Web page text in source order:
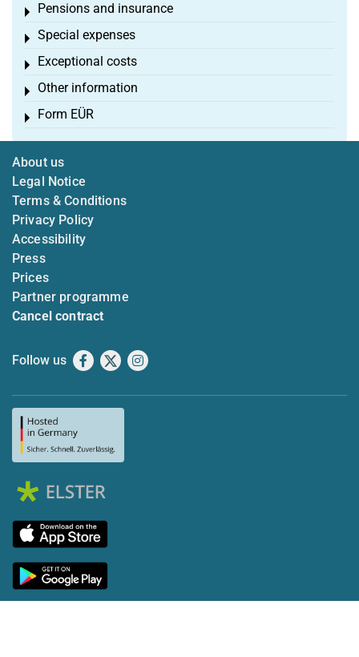
Pensions and insurance
Toggle menu
Special expenses
Toggle menu
Exceptional costs
Toggle menu
Other information
Toggle menu
Form EÜR
Toggle menu
About us
Legal Notice
Terms & Conditions
Privacy Policy
Accessibility
Press
Prices
Partner programme
Cancel contract
Follow us Facebook
X Instagram